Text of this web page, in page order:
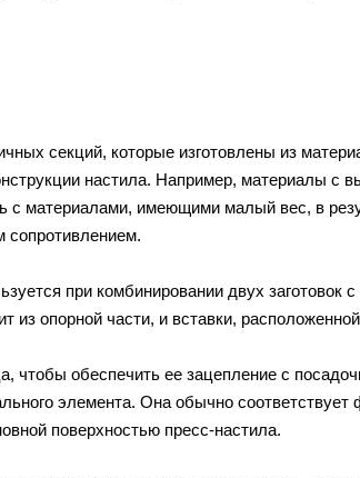
секций, которые изготовлены из
настила. Например, материалы с
с материалами, имеющими малый вес, в
сопротивлением.
при комбинировании двух заготовок
опорной части, и вставки,
обеспечить ее зацепление с
элемента. Она обычно соответствует
поверхностью пресс-настила.